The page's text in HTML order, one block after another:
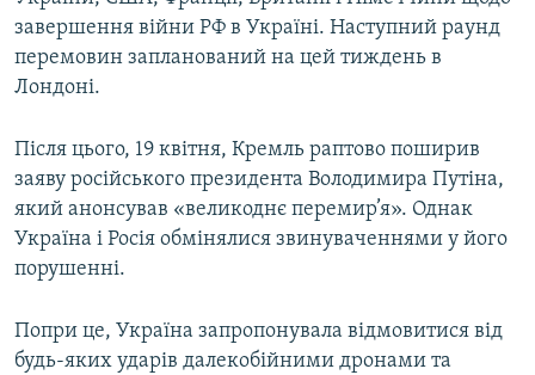
завершення війни РФ в Україні. Наступний раунд
перемовин запланований на цей тиждень в
Лондоні.
Після цього, 19 квітня, Кремль раптово поширив
заяву російського президента Володимира Путіна,
який анонсував «великоднє перемир’я». Однак
Україна і Росія обмінялися звинуваченнями у його
порушенні.
Попри це, Україна запропонувала відмовитися від
будь-яких ударів далекобійними дронами та